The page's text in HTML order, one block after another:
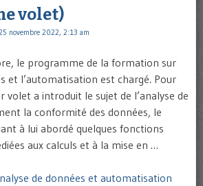
volet)
novembre 2022, 2:13 am
le programme de la formation sur
et l’automatisation est chargé. Pour
volet a introduit le sujet de l’analyse de
la conformité des données, le
à lui abordé quelques fonctions
aux calculs et à la mise en …
de données et automatisation